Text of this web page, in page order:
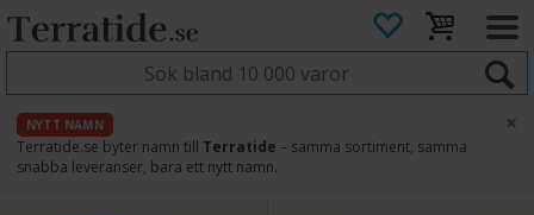
NYTT NAMN
Terratide.se byter namn till Terratide – samma sortiment, samma
snabba leveranser, bara ett nytt namn.
×